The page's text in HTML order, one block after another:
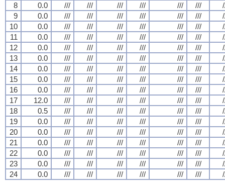
8
0.0 /// /// /// /// /// ///
9
0.0 /// /// /// /// /// ///
10
0.0 /// /// /// /// /// ///
11
0.0 /// /// /// /// /// ///
12
0.0 /// /// /// /// /// ///
13
0.0 /// /// /// /// /// ///
14
0.0 /// /// /// /// /// ///
15
0.0 /// /// /// /// /// ///
16
0.0 /// /// /// /// /// ///
17
12.0 /// /// /// /// /// ///
18
0.5 /// /// /// /// /// ///
19
0.0 /// /// /// /// /// ///
20
0.0 /// /// /// /// /// ///
21
0.0 /// /// /// /// /// ///
22
0.0 /// /// /// /// /// ///
23
0.0 /// /// /// /// /// ///
24
0.0 /// /// /// /// /// ///